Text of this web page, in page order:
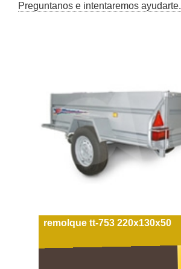
Preguntanos e intentaremos ayudarte.
remolque tt-753 220x130x50